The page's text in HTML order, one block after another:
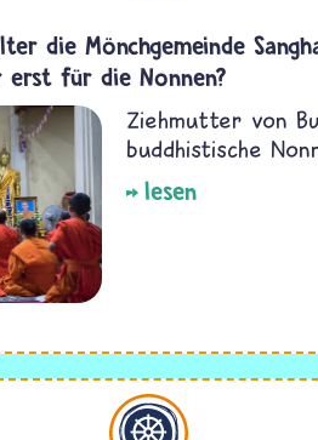
die Mönchgemeinde
erst für die Nonnen?
Ziehmutter von
buddhistische
lesen